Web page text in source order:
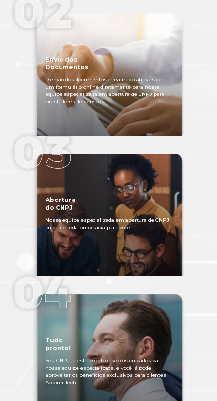
Envio dos
Documentos
O envio dos documentos é realizado através de
um formulário online diretamente para nossa
equipe especializada em abertura de CNPJ para
prestadores de serviços.
Abertura
do CNPJ
Nossa equipe especializada em abertura de CNPJ
cuida de toda burocracia para você.
Tudo
pronto!
Seu CNPJ já está pronto e sob os cuidados da
nossa equipe especializada, e você já pode
aproveitar os benefícios exclusivos para clientes
AccountTech.